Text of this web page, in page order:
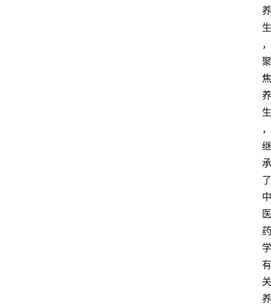
养
生
，
聚
焦
养
生
，
继
承
了
中
医
药
学
有
关
养